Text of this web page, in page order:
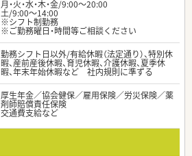
月・火・水・木・金/9:00～20:00
土/9:00～14:00
※シフト制勤務
※ご勤務曜日・時間等ご相談ください
勤務シフト日以外/有給休暇（法定通り）、特別休
暇、産前産後休暇、育児休暇、介護休暇、夏季休
暇、年末年始休暇など 社内規則に準ずる
厚生年金／協会健保／雇用保険／労災保険／薬
剤師賠償責任保険
交通費支給など